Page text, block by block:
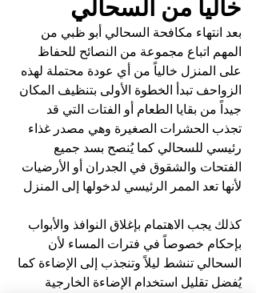
خاليا من السحالي
بعد انتهاء مكافحة السحالي أبو ظبي من
المهم اتباع مجموعة من النصائح للحفاظ
على المنزل خالياً من أي عودة محتملة لهذه
الزواحف تبدأ الخطوة الأولى بتنظيف المكان
جيداً من بقايا الطعام أو الفتات التي قد
تجذب الحشرات الصغيرة وهي مصدر غذاء
رئيسي للسحالي كما يُنصح بسد جميع
الفتحات والشقوق في الجدران أو الأرضيات
لأنها تعد الممر الرئيسي لدخولها إلى المنزل
كذلك يجب الاهتمام بإغلاق النوافذ والأبواب
بإحكام خصوصاً في فترات المساء لأن
السحالي تنشط ليلاً وتنجذب إلى الإضاءة كما
يُفضل تقليل استخدام الإضاءة الخارجية